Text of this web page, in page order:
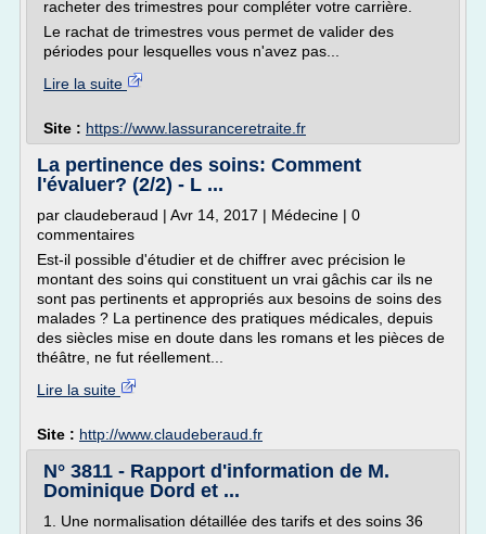
racheter des trimestres pour compléter votre carrière.
Le rachat de trimestres vous permet de valider des
périodes pour lesquelles vous n'avez pas...
Lire la suite
Site : https://www.lassuranceretraite.fr
La pertinence des soins: Comment
l'évaluer? (2/2) - L ...
par claudeberaud | Avr 14, 2017 | Médecine | 0
commentaires
Est-il possible d'étudier et de chiffrer avec précision le
montant des soins qui constituent un vrai gâchis car ils ne
sont pas pertinents et appropriés aux besoins de soins des
malades ? La pertinence des pratiques médicales, depuis
des siècles mise en doute dans les romans et les pièces de
théâtre, ne fut réellement...
Lire la suite
Site : http://www.claudeberaud.fr
N° 3811 - Rapport d'information de M.
Dominique Dord et ...
1. Une normalisation détaillée des tarifs et des soins 36